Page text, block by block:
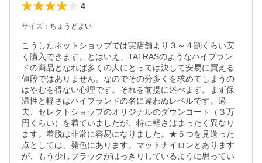
4
サイズ ： ちょうどよい
こうしたネットショップでは実店舗より３～４割くらい安
く購入できます。とはいえ、TATRASのようなハイブラン
ドの商品となれば多くの人にとっては決して安易に買える
値段ではありません。なのでその分多くを求めてしまうの
はやむを得ない心理です。それを前提に述べます。まず保
温性と軽さはハイブランドの名に違わぬレベルです。過
去、セレクトショップのオリジナルのダウンコート（３万
円くらい）を着ていましたが、特に軽さはまったく異なり
ます。着脱は非常に容易になりました。★５つを見送った
点としては、発色にあります。マットナイロンとあります
が、もう少しブラックがはっきりしているように思ってい